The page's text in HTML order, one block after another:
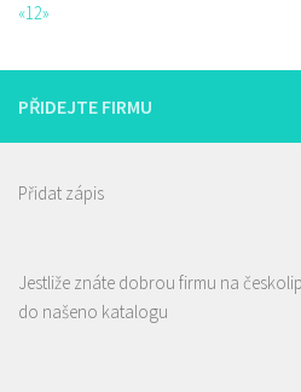
«12»
PŘIDEJTE FIRMU
Přidat zápis
Jestliže znáte dobrou firmu na
do našeno katalogu